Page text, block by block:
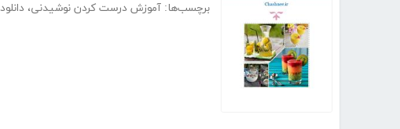
برچسب‌ها: آموزش درست کردن نوشیدنی،